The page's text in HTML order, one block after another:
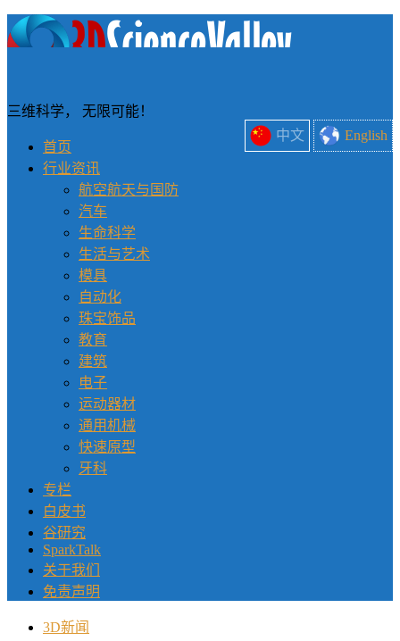
中文 English
三维科学， 无限可能！
首页
行业资讯
航空航天与国防
汽车
生命科学
生活与艺术
模具
自动化
珠宝饰品
教育
建筑
电子
运动器材
通用机械
快速原型
牙科
专栏
白皮书
谷研究
SparkTalk
关于我们
免责声明
3D新闻